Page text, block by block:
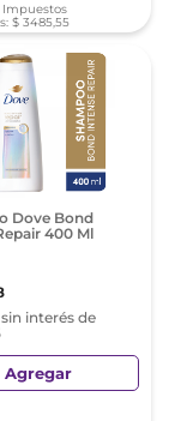
Impuestos
$ 3485,55
Dove Bond
400 Ml
interés de
Agregar